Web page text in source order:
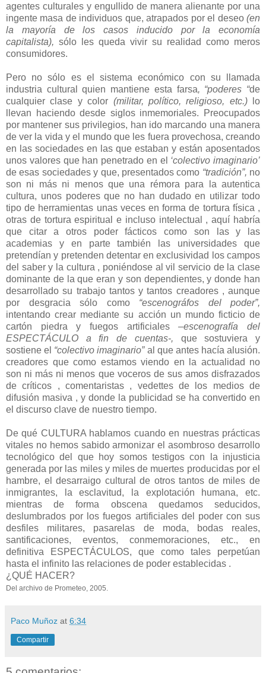
agentes culturales y engullido de manera alienante por una
ingente masa de individuos que, atrapados por el deseo (en
la mayoría de los casos inducido por la economía
capitalista), sólo les queda vivir su realidad como meros
consumidores.
Pero no sólo es el sistema económico con su llamada
industria cultural quien mantiene esta farsa, “poderes “de
cualquier clase y color (militar, político, religioso, etc.)lo
llevan haciendo desde siglos inmemoriales. Preocupados
por mantener sus privilegios, han ido marcando una manera
de ver la vida y el mundo que les fuera provechosa, creando
en las sociedades en las que estaban y están aposentados
unos valores que han penetrado en el ‘colectivo imaginario’
de esas sociedades y que, presentados como “tradición”, no
son ni más ni menos que una rémora para la autentica
cultura, unos poderes que no han dudado en utilizar todo
tipo de herramientas unas veces en forma de tortura física ,
otras de tortura espiritual e incluso intelectual , aquí habría
que citar a otros poder fácticos como son las y las
academias y en parte también las universidades que
pretendían y pretenden detentar en exclusividad los campos
del saber y la cultura , poniéndose al vil servicio de la clase
dominante de la que eran y son dependientes, y donde han
desarrollado su trabajo tantos y tantos creadores , aunque
por desgracia sólo como “escenográfos del poder”,
intentando crear mediante su acción un mundo ficticio de
cartón piedra y fuegos artificiales–escenografía del
ESPECTÁCULO a fin de cuentas-, que sostuviera y
sostiene el “colectivo imaginario”al que antes hacía alusión.
creadores que como estamos viendo en la actualidad no
son ni más ni menos que voceros de sus amos disfrazados
de críticos , comentaristas , vedettes de los medios de
difusión masiva , y donde la publicidad se ha convertido en
el discurso clave de nuestro tiempo.
De qué CULTURA hablamos cuando en nuestras prácticas
vitales no hemos sabido armonizar el asombroso desarrollo
tecnológico del que hoy somos testigos con la injusticia
generada por las miles y miles de muertes producidas por el
hambre, el desarraigo cultural de otros tantos de miles de
inmigrantes, la esclavitud, la explotación humana, etc.
mientras de forma obscena quedamos seducidos,
deslumbrados por los fuegos artificiales del poder con sus
desfiles militares, pasarelas de moda, bodas reales,
santificaciones, eventos, conmemoraciones, etc., en
definitiva ESPECTÁCULOS, que como tales perpetúan
hasta el infinito las relaciones de poder establecidas .
¿QUÉ HACER?
Del archivo de Prometeo, 2005.
Paco Muñoz at 6:34
Compartir